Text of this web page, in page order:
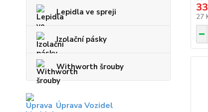
Lepidla ve spreji
Izolační pásky
Withworth šrouby
Úprava Vozidel
27